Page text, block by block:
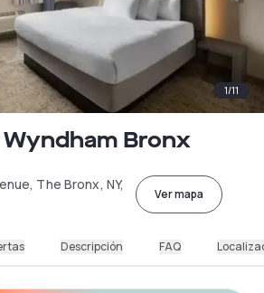
1/11
Wyndham Bronx
The Bronx, NY,
Ver mapa
Descripción FAQ